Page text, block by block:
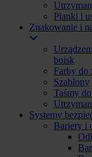
Pianki i
Znakowanie i
boisk
Farby do
Szablony
Taśmy
Systemy
Bariery i